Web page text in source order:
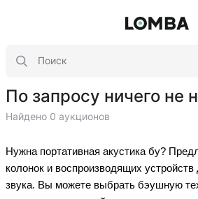
По запросу ничего не
Найдено 0 аукционов
Нужна портативная акустика бу?
колонок и воспроизводящих устройств
звука. Вы можете выбрать бэушную